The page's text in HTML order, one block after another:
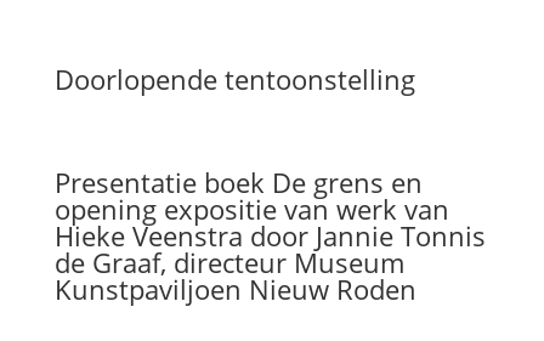
Doorlopende tentoonstelling
Presentatie boek De grens en
opening expositie van werk van
Hieke Veenstra door Jannie Tonnis
de Graaf, directeur Museum
Kunstpaviljoen Nieuw Roden